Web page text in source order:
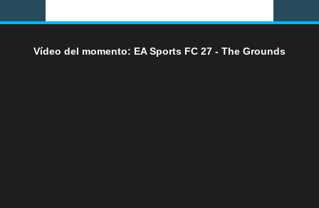
Vídeo del momento: EA Sports FC 27 - The Grounds